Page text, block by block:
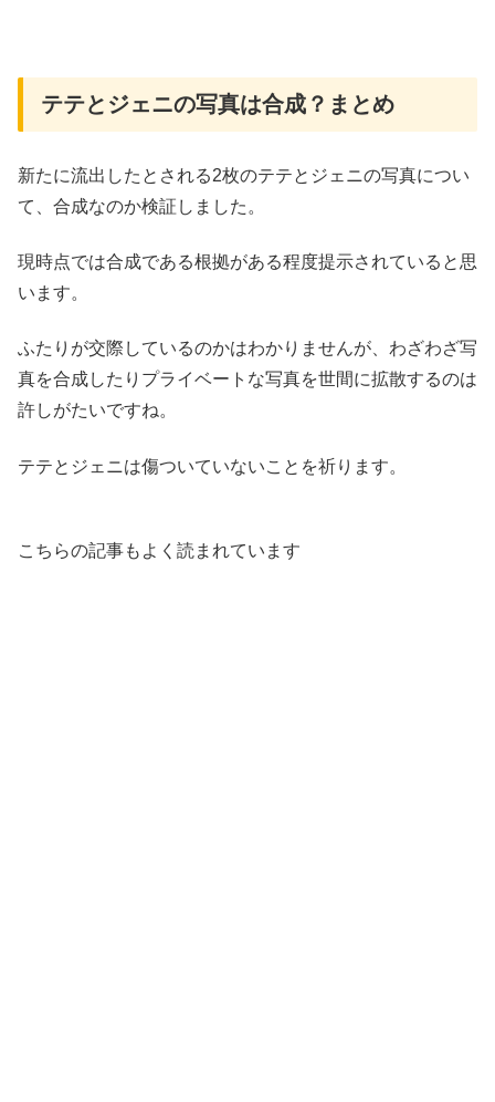
テテとジェニの写真は合成？まとめ
新たに流出したとされる2枚のテテとジェニの写真につい
て、合成なのか検証しました。
現時点では合成である根拠がある程度提示されていると思
います。
ふたりが交際しているのかはわかりませんが、わざわざ写
真を合成したりプライベートな写真を世間に拡散するのは
許しがたいですね。
テテとジェニは傷ついていないことを祈ります。
こちらの記事もよく読まれています